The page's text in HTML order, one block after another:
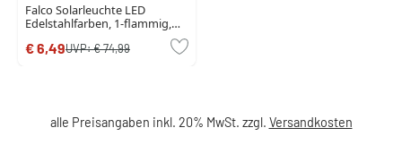
Falco Solarleuchte LED
Edelstahlfarben, 1-flammig,
€ 6,49UVP:€ 74,99
alle Preisangaben inkl. 20% MwSt. zzgl. Versandkosten